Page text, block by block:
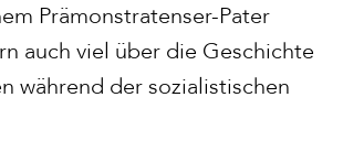
Prämonstratenser-Pater
auch viel über die Geschichte
während der sozialistischen